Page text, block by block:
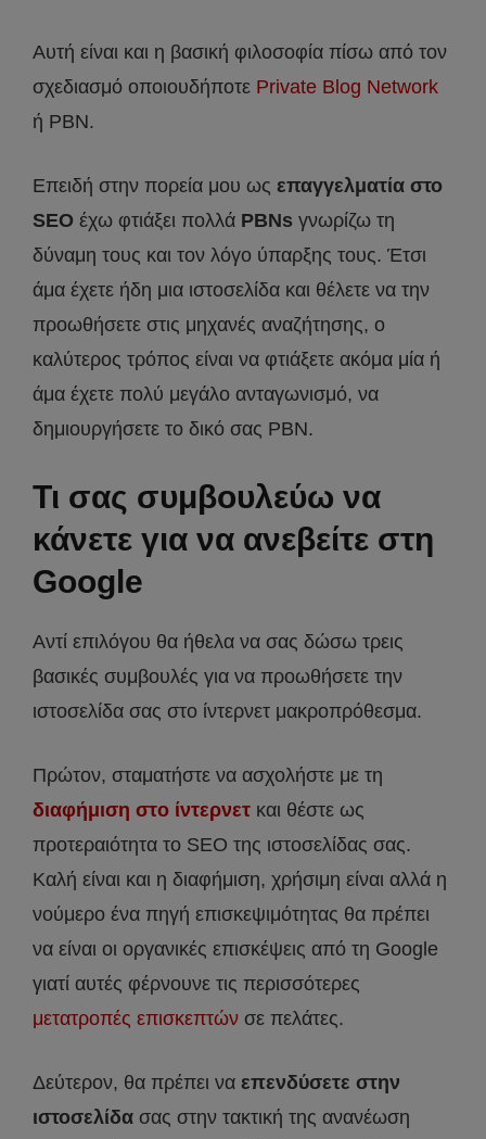
Αυτή είναι και η βασική φιλοσοφία πίσω από τον
σχεδιασμό οποιουδήποτε Private Blog Network
ή PBN.
Επειδή στην πορεία μου ως επαγγελματία στο
SEO έχω φτιάξει πολλά PBNs γνωρίζω τη
δύναμη τους και τον λόγο ύπαρξης τους. Έτσι
άμα έχετε ήδη μια ιστοσελίδα και θέλετε να την
προωθήσετε στις μηχανές αναζήτησης, ο
καλύτερος τρόπος είναι να φτιάξετε ακόμα μία ή
άμα έχετε πολύ μεγάλο ανταγωνισμό, να
δημιουργήσετε το δικό σας PBN.
Τι σας συμβουλεύω να
κάνετε για να ανεβείτε στη
Google
Αντί επιλόγου θα ήθελα να σας δώσω τρεις
βασικές συμβουλές για να προωθήσετε την
ιστοσελίδα σας στο ίντερνετ μακροπρόθεσμα.
Πρώτον, σταματήστε να ασχολήστε με τη
διαφήμιση στo ίντερνετ και θέστε ως
προτεραιότητα το SEO της ιστοσελίδας σας.
Καλή είναι και η διαφήμιση, χρήσιμη είναι αλλά η
νούμερο ένα πηγή επισκεψιμότητας θα πρέπει
να είναι οι οργανικές επισκέψεις από τη Google
γιατί αυτές φέρνουνε τις περισσότερες
μετατροπές επισκεπτών σε πελάτες.
Δεύτερον, θα πρέπει να επενδύσετε στην
ιστοσελίδα σας στην τακτική της ανανέωση